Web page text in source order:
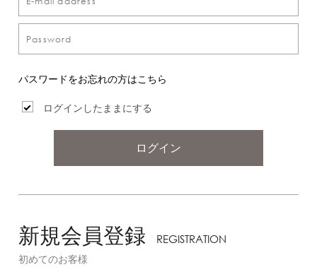
パスワードをお忘れの方はこちら
ログインしたままにする
ログイン
新規会員登録 REGISTRATION
初めてのお客様